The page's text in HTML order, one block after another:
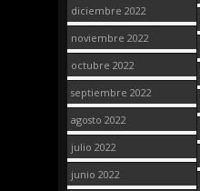
diciembre 2022
noviembre 2022
octubre 2022
septiembre 2022
agosto 2022
julio 2022
junio 2022